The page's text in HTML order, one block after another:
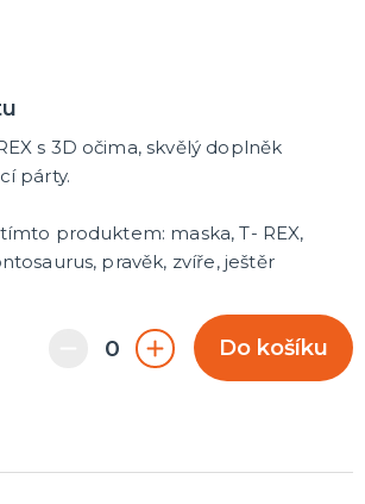
s 3D očima, skvělý doplněk
párty.
produktem: maska, T- REX,
pravěk, zvíře, ještěr
Do košíku